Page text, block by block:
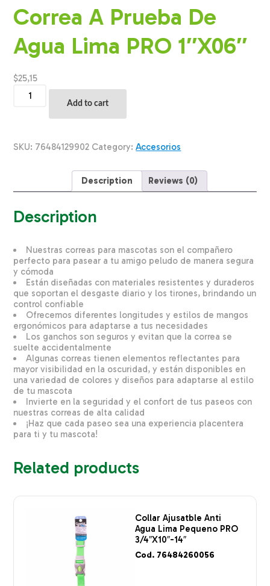
Correa A Prueba De
Agua Lima PRO 1″X06″
$25,15
Lima
Add to cart
SKU: 76484129902 Category:Accesorios
Description Reviews (0)
Description
Nuestras correas para mascotas son el compañero
perfecto para pasear a tu amigo peludo de manera segura
y cómoda
Están diseñadas con materiales resistentes y duraderos
que soportan el desgaste diario y los tirones, brindando un
control confiable
Ofrecemos diferentes longitudes y estilos de mangos
ergonómicos para adaptarse a tus necesidades
Los ganchos son seguros y evitan que la correa se
suelte accidentalmente
Algunas correas tienen elementos reflectantes para
mayor visibilidad en la oscuridad, y están disponibles en
una variedad de colores y diseños para adaptarse al estilo
de tu mascota
Invierte en la seguridad y el confort de tus paseos con
nuestras correas de alta calidad
¡Haz que cada paseo sea una experiencia placentera
para ti y tu mascota!
Related products
Collar Ajusatble Anti
Agua Lima Pequeno PRO
3/4″X10″-14″
Cod. 76484260056